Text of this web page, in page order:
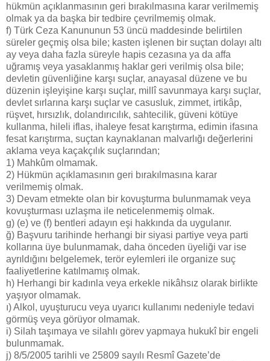
hükmün açıklanmasının geri bırakılmasına karar verilmemiş
olmak ya da başka bir tedbire çevrilmemiş olmak.
f) Türk Ceza Kanununun 53 üncü maddesinde belirtilen
süreler geçmiş olsa bile; kasten işlenen bir suçtan dolayı altı
ay veya daha fazla süreyle hapis cezasına ya da affa
uğramış veya yasaklanmış haklar geri verilmiş olsa bile;
devletin güvenliğine karşı suçlar, anayasal düzene ve bu
düzenin işleyişine karşı suçlar, millî savunmaya karşı suçlar,
devlet sırlarına karşı suçlar ve casusluk, zimmet, irtikâp,
rüşvet, hırsızlık, dolandırıcılık, sahtecilik, güveni kötüye
kullanma, hileli iflas, ihaleye fesat karıştırma, edimin ifasına
fesat karıştırma, suçtan kaynaklanan malvarlığı değerlerini
aklama veya kaçakçılık suçlarından;
1) Mahkûm olmamak.
2) Hükmün açıklamasının geri bırakılmasına karar
verilmemiş olmak.
3) Devam etmekte olan bir kovuşturma bulunmamak veya
kovuşturması uzlaşma ile neticelenmemiş olmak.
g) (e) ve (f) bentleri adayın eşi hakkında da uygulanır.
ğ) Başvuru tarihinde herhangi bir siyasi partiye veya parti
kollarına üye bulunmamak, daha önceden üyeliği var ise
ayrıldığını belgelemek, terör eylemleri ile organize suç
faaliyetlerine katılmamış olmak.
h) Herhangi bir kadınla veya erkekle nikâhsız olarak birlikte
yaşıyor olmamak.
ı) Alkol, uyuşturucu veya uyarıcı kullanımı nedeniyle tedavi
görmüş veya görüyor olmamak.
i) Silah taşımaya ve silahlı görev yapmaya hukukî bir engeli
bulunmamak.
j) 8/5/2005 tarihli ve 25809 sayılı Resmî Gazete’de